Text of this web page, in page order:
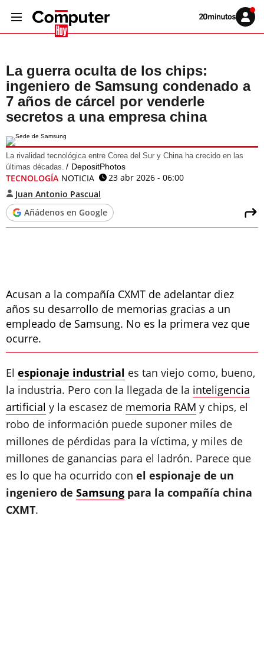
Volver
Iniciar
sesión
La guerra oculta de los chips:
ingeniero de Samsung condenado a
7 años de cárcel por venderle
secretos a una empresa china
La rivalidad tecnológica entre Corea del Sur y China ha crecido en las
últimas décadas.
DepositPhotos
TECNOLOGÍA NOTICIA
23 abr 2026 - 06:00
Juan Antonio Pascual
Añádenos en Google
Acusan a la compañía CXMT de adelantar diez
años su desarrollo de memorias gracias a un
empleado de Samsung. No es la primera vez que
ocurre.
El espionaje industrial es tan viejo como, bueno,
la industria. Pero con la llegada de la inteligencia
artificial y la escasez de memoria RAM y chips, el
robo de información puede suponer miles de
millones de pérdidas para la víctima, y miles de
millones de ganancias para el ladrón. Parece que
es lo que ha ocurrido con el espionaje de un
ingeniero de Samsung para la compañía china
CXMT.